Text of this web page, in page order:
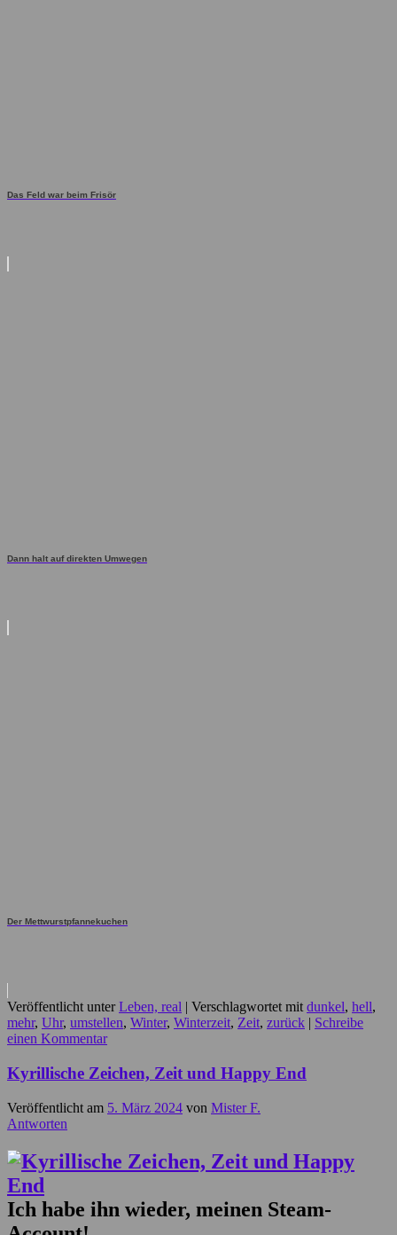
Das Feld war beim Frisör
Dann halt auf direkten Umwegen
Der Mettwurstpfannekuchen
Veröffentlicht unter Leben, real | Verschlagwortet mit dunkel, hell,
mehr, Uhr, umstellen, Winter, Winterzeit, Zeit, zurück | Schreibe
einen Kommentar
Kyrillische Zeichen, Zeit und Happy End
Veröffentlicht am 5. März 2024 von Mister F.
Antworten
Ich habe ihn wieder, meinen Steam-